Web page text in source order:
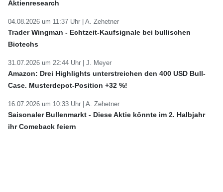
Aktienresearch
04.08.2026 um 11:37 Uhr | A. Zehetner
Trader Wingman - Echtzeit-Kaufsignale bei bullischen
Biotechs
31.07.2026 um 22:44 Uhr | J. Meyer
Amazon: Drei Highlights unterstreichen den 400 USD Bull-
Case. Musterdepot-Position +32 %!
16.07.2026 um 10:33 Uhr | A. Zehetner
Saisonaler Bullenmarkt - Diese Aktie könnte im 2. Halbjahr
ihr Comeback feiern